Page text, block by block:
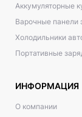
Аккумуляторные
Варочные панели
Холодильники
Портативные
ИНФОРМАЦИЯ
О компании